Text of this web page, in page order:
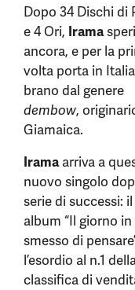
Dopo 34 Dischi di
e 4 Ori, Irama
ancora, e per la
volta porta in
brano dal genere
dembow,
Giamaica.
Iramaarriva a
nuovo singolo
serie di successi:
album “Il giorno
smesso di
l’esordio al n.1
classifica di